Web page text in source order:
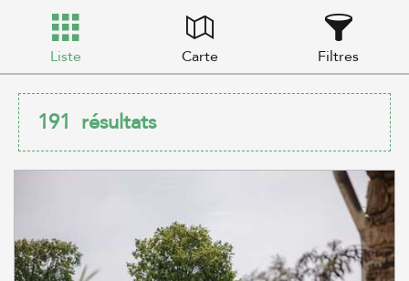
Liste Carte Filtres
191 résultats